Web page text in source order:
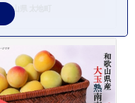
和歌山県 太地町